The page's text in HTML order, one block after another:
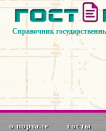
Справочник
о портале госты